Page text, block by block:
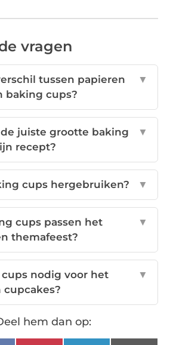
vragen
tussen papieren
baking cups?
▼
juiste grootte baking
recept?
▼
cups hergebruiken? ▼
cups passen het
themafeest?
▼
nodig voor het
cupcakes?
▼
hem dan op: